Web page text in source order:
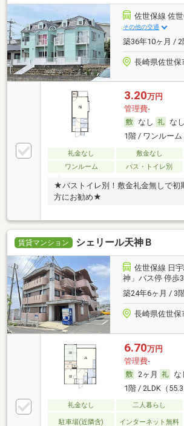
佐世保線 佐
その他の交通
築36年10ヶ月 / 2
長崎県佐世保
3.20万円
管理費-
なし
なし
1階 / ワンルーム
礼金なし 敷金なし
ワンルーム
バス・トイレ別
★バストイレ別！敷金礼金無しで初
方にお勧め★
賃貸マンション シェリール天神Ｂ
佐世保線 日
神」バス停 停歩
築24年6ヶ月 / 3
長崎県佐世保
6.70万円
管理費-
2ヶ月
な
1階 / 2LDK（
礼金なし 二人暮らし
駐車場(近隣含) インターネット無料